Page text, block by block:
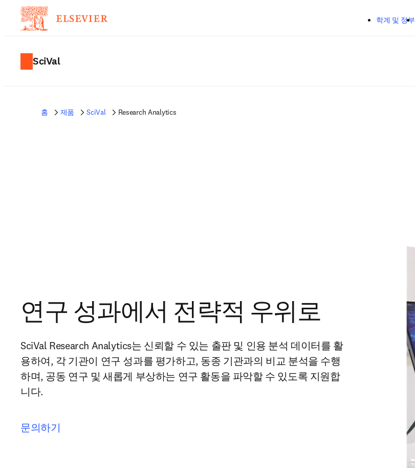
학계 및 정부
SciVal
홈 제품 SciVal Research Analytics
연구 성과에서 전략적 우위로
SciVal Research Analytics는 신뢰할 수 있는 출판 및 인용 분석 데이터를 활
용하여, 각 기관이 연구 성과를 평가하고, 동종 기관과의 비교 분석을 수행
하며, 공동 연구 및 새롭게 부상하는 연구 활동을 파악할 수 있도록 지원합
니다.
문의하기